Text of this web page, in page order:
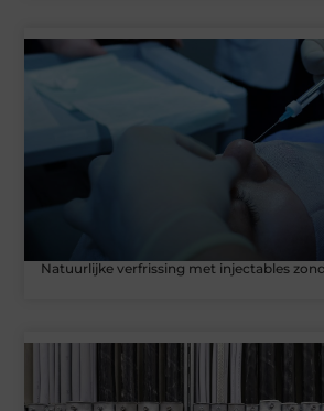
Natuurlijke verfrissing met injectables